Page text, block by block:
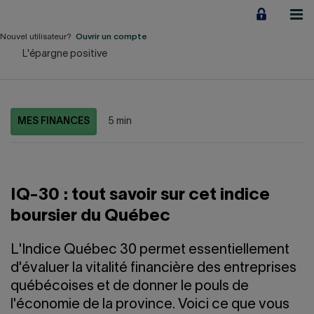
contenu
À propos
LIENS RAPIDES
Accueil Carrière
Nouvel utilisateur? Ouvrir un compte
L'épargne positive
MES FINANCES 5 min
IQ-30 : tout savoir sur cet indice
boursier du Québec
L'Indice Québec 30 permet essentiellement
d'évaluer la vitalité financière des entreprises
québécoises et de donner le pouls de
l'économie de la province. Voici ce que vous